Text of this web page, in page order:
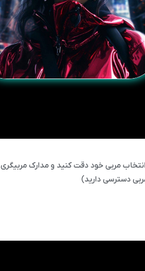
مربی خود دقت کنید و مدارک مربیگری
دسترسی دارید)